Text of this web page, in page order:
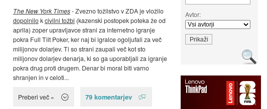
Avtor:
The New York Times- Zvezno tožilstvo v ZDA je vložilo
dopolnilokcivilni tožbi (kazenski postopek poteka že od
aprila) zoper upravljavce strani za internetno igranje
pokra Full Tilt Poker, ker naj bi igralce ogoljufali za več
milijonov dolarjev. Ti so strani zaupali več kot sto
milijonov dolarjev denarja, ki so ga uporabljali za igranje
pokra drug proti drugem. Denar bi moral biti varno
shranjen in v celoti...
Preberi več » 79 komentarjev